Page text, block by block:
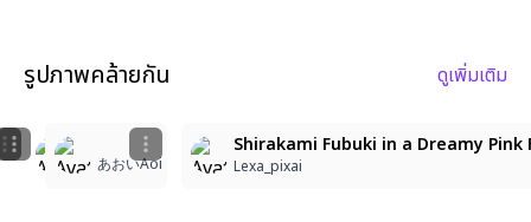
รูปภาพคล้ายกัน ดูเพิ่มเติม
dark sky, multicolored hair, long eyelashes, thick
냥냥
Yuki - Pink Paradise of Elegance
Lexa_pixai
あおいAoi
Shirakami Fubuki in a Dreamy
Lexa_pixai